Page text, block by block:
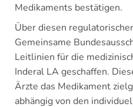
Medikaments bestätigen.
Über diesen
Gemeinsame
Leitlinien für die
Inderal LA geschaffen.
Ärzte das Medikament
abhängig von den